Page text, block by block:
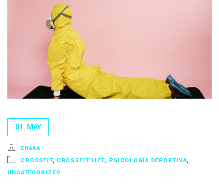
01. MAY
SHAKA
CROSSFIT, CROSSFIT LIFE, PSICOLOGÍA DEPORTIVA,
UNCATEGORIZED